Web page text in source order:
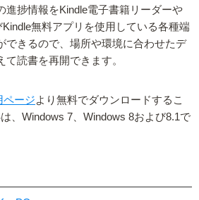
進捗情報をKindle電子書籍リーダーや
無料アプリを使用している各種端
できるので、場所や環境に合わせたデ
読書を再開できます。
ページより無料でダウンロードするこ
、Windows 7、Windows 8および8.1で